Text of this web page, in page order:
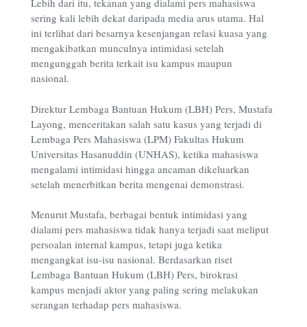
Lebih dari itu, tekanan yang dialami pers mahasiswa
sering kali lebih dekat daripada media arus utama. Hal
ini terlihat dari besarnya kesenjangan relasi kuasa yang
mengakibatkan munculnya intimidasi setelah
mengunggah berita terkait isu kampus maupun
nasional.
Direktur Lembaga Bantuan Hukum (LBH) Pers, Mustafa
Layong, menceritakan salah satu kasus yang terjadi di
Lembaga Pers Mahasiswa (LPM) Fakultas Hukum
Universitas Hasanuddin (UNHAS), ketika mahasiswa
mengalami intimidasi hingga ancaman dikeluarkan
setelah menerbitkan berita mengenai demonstrasi.
Menurut Mustafa, berbagai bentuk intimidasi yang
dialami pers mahasiswa tidak hanya terjadi saat meliput
persoalan internal kampus, tetapi juga ketika
mengangkat isu-isu nasional. Berdasarkan riset
Lembaga Bantuan Hukum (LBH) Pers, birokrasi
kampus menjadi aktor yang paling sering melakukan
serangan terhadap pers mahasiswa.